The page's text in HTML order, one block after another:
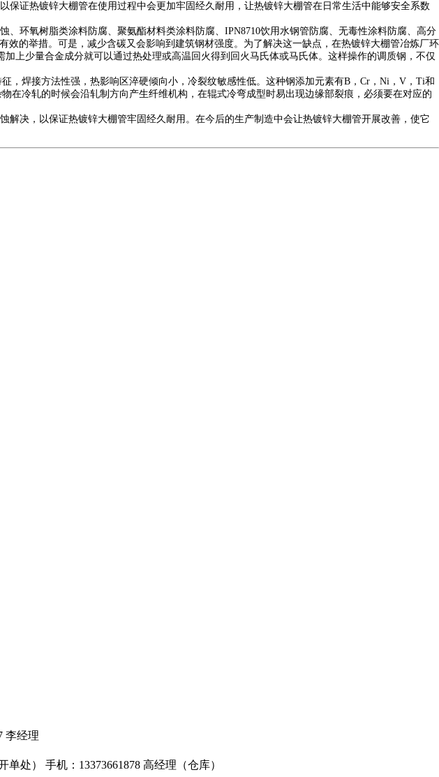
证热镀锌大棚管在使用过程中会更加牢固经久耐用，让热镀锌大棚管在日常生活中能够安全系数
环氧树脂类涂料防腐、聚氨酯材料类涂料防腐、IPN8710饮用水钢管防腐、无毒性涂料防腐、高分
的举措。可是，减少含碳又会影响到建筑钢材强度。为了解决这一缺点，在热镀锌大棚管冶炼厂环
上少量合金成分就可以通过热处理或高温回火得到回火马氏体或马氏体。这样操作的调质钢，不仅
，焊接方法性强，热影响区淬硬倾向小，冷裂纹敏感性低。这种钢添加元素有B，Cr，Ni，V，Ti和
在冷轧的时候会沿轧制方向产生纤维机构，在辊式冷弯成型时易出现边缘部裂痕，必须要在对应的
决，以保证热镀锌大棚管牢固经久耐用。在今后的生产制造中会让热镀锌大棚管开展改善，使它
李经理
处） 手机：13373661878 高经理（仓库）